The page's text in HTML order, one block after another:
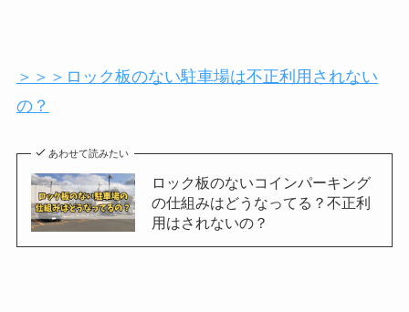
＞＞＞ロック板のない駐車場は不正利用されない
の？
あわせて読みたい
ロック板のないコインパーキング
の仕組みはどうなってる？不正利
用はされないの？